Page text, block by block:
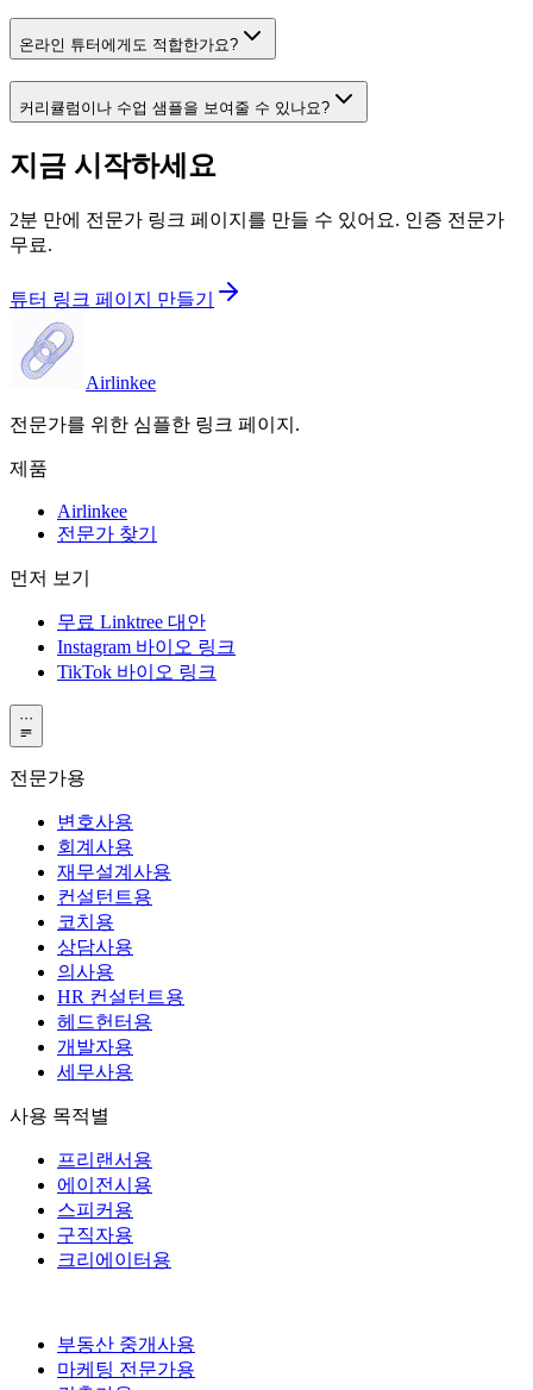
온라인 튜터에게도 적합한가요?
커리큘럼이나 수업 샘플을 보여줄 수 있나요?
지금 시작하세요
2분 만에 전문가 링크 페이지를 만들 수 있어요. 인증 전문가
무료.
튜터 링크 페이지 만들기
Airlinkee
전문가를 위한 심플한 링크 페이지.
제품
Airlinkee
전문가 찾기
먼저 보기
무료 Linktree 대안
Instagram 바이오 링크
TikTok 바이오 링크
···
전문가용
변호사용
회계사용
재무설계사용
컨설턴트용
코치용
상담사용
의사용
HR 컨설턴트용
헤드헌터용
개발자용
세무사용
사용 목적별
프리랜서용
에이전시용
스피커용
구직자용
크리에이터용
부동산 중개사용
마케팅 전문가용